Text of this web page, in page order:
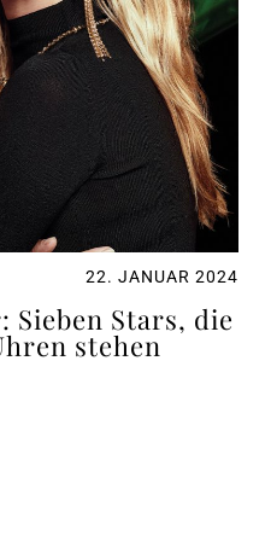
22. JANUAR 2024
Sieben Stars, die
stehen